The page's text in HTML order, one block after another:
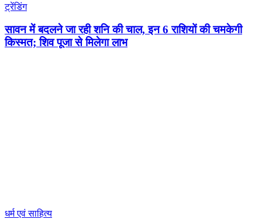
ट्रेंडिंग
सावन में बदलने जा रही शनि की चाल, इन 6 राशियों की चमकेगी
किस्मत; शिव पूजा से मिलेगा लाभ
धर्म एवं साहित्य